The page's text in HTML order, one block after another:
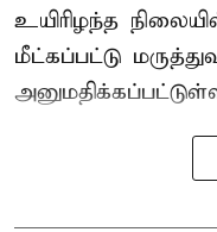
உயிரிழந்த
மீட்கப்பட்டு